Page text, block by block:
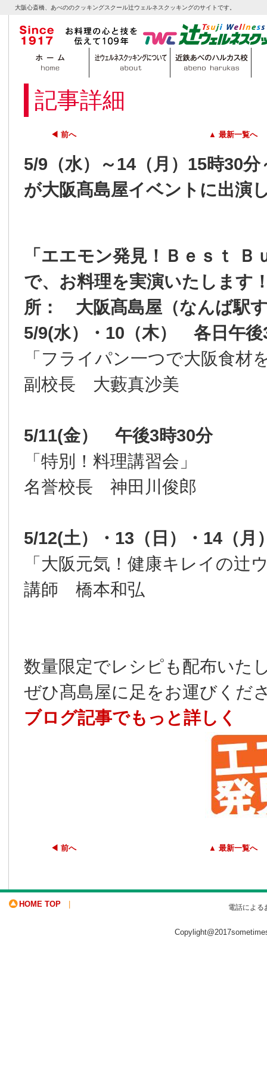
大阪心斎橋、あべののクッキングスクール辻ウェルネスクッキングのサイトです。
記事詳細
◀ 前へ ▲ 最新一覧へ
5/9（水）～14（月）15時30
が大阪髙島屋イベントに出演
「エエモン発見！Ｂｅｓｔ
で、お料理を実演いたします
所： 大阪髙島屋（なんば駅
5/9(水）・10（木） 各日午後
「フライパン一つで大阪食材
副校長 大藪真沙美
5/11(金） 午後3時30分
「特別！料理講習会」
名誉校長 神田川俊郎
5/12(土）・13（日）・14（
「大阪元気！健康キレイの辻
講師 橋本和弘
数量限定でレシピも配布いた
ぜひ髙島屋に足をお運びくだ
ブログ記事でもっと詳しく
◀ 前へ ▲ 最新一覧へ
HOME TOP 電話によ